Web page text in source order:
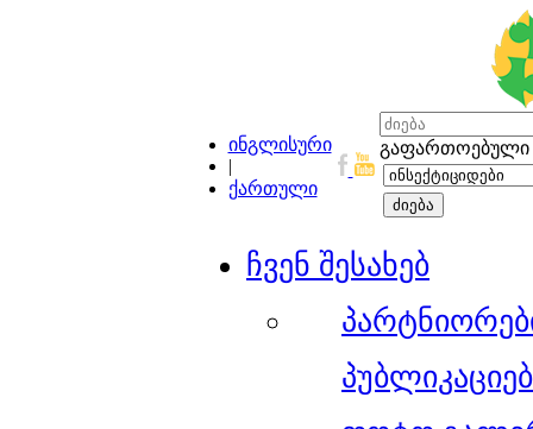
ინგლისური
|
ქართული
გაფართოებული
ჩვენ შესახებ